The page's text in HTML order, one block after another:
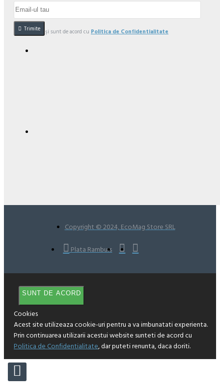
Trimite
Am citit şi sunt de acord cu Politica de Confidentialitate
Copyright © 2024, EcoMag Store SRL
Plata Ramburs
SUNT DE ACORD
Cookies
Acest site utilizeaza cookie-uri pentru a va imbunatati experienta.
Prin continuarea utilizarii acestui website sunteti de acord cu
Politica de Confidentialitate, dar puteti renunta, daca doriti.